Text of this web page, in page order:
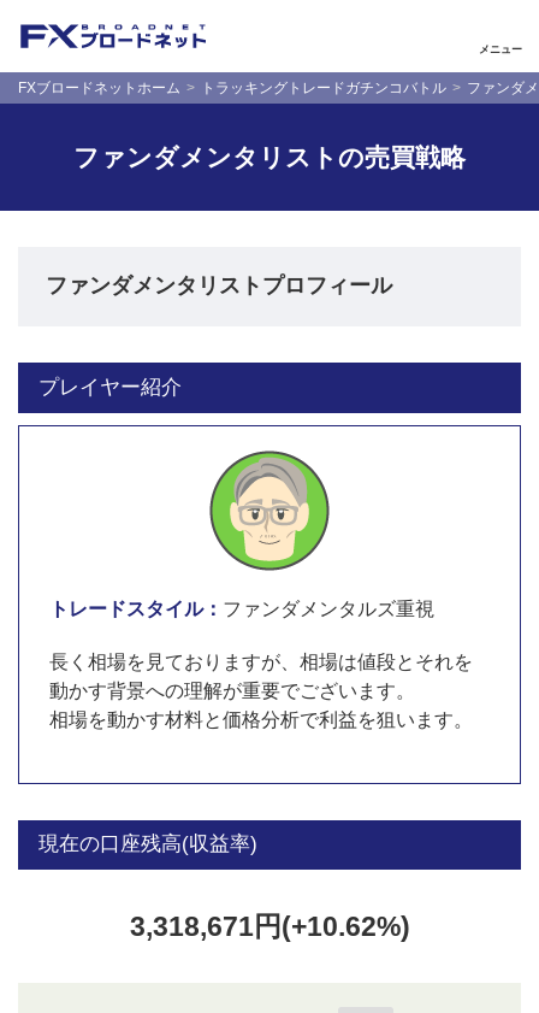
メニュー
FXブロードネットホーム トラッキングトレードガチンコバトル ファンダ
ファンダメンタリストの売買戦略
ファンダメンタリストプロフィール
プレイヤー紹介
トレードスタイル： ファンダメンタルズ重視
長く相場を見ておりますが、相場は値段とそれを
動かす背景への理解が重要でございます。
相場を動かす材料と価格分析で利益を狙います。
現在の口座残高(収益率)
3,318,671円(+10.62%)